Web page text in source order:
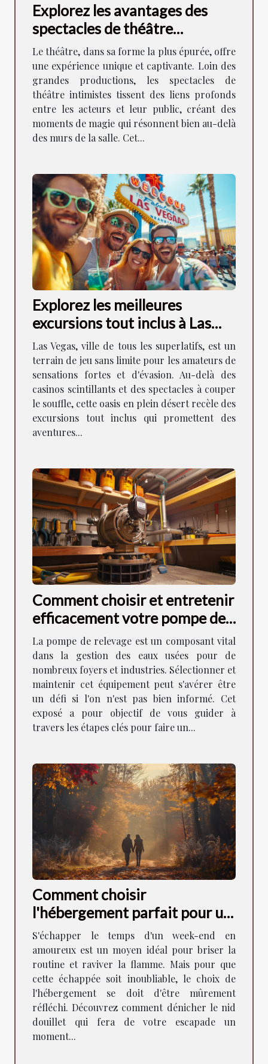
Explorez les avantages des
spectacles de théâtre
intimistes pour la
communauté locale
Le théâtre, dans sa forme la plus épurée, offre
une expérience unique et captivante. Loin des
grandes productions, les spectacles de
théâtre intimistes tissent des liens profonds
entre les acteurs et leur public, créant des
moments de magie qui résonnent bien au-delà
des murs de la salle. Cet...
Explorez les meilleures
excursions tout inclus à Las
Vegas
Las Vegas, ville de tous les superlatifs, est un
terrain de jeu sans limite pour les amateurs de
sensations fortes et d'évasion. Au-delà des
casinos scintillants et des spectacles à couper
le souffle, cette oasis en plein désert recèle des
excursions tout inclus qui promettent des
aventures...
Comment choisir et entretenir
efficacement votre pompe de
relevage
La pompe de relevage est un composant vital
dans la gestion des eaux usées pour de
nombreux foyers et industries. Sélectionner et
maintenir cet équipement peut s'avérer être
un défi si l'on n'est pas bien informé. Cet
exposé a pour objectif de vous guider à
travers les étapes clés pour faire un...
Comment choisir
l'hébergement parfait pour un
week-end romantique
S'échapper le temps d'un week-end en
amoureux est un moyen idéal pour briser la
routine et raviver la flamme. Mais pour que
cette échappée soit inoubliable, le choix de
l'hébergement se doit d'être mûrement
réfléchi. Découvrez comment dénicher le nid
douillet qui fera de votre escapade un
moment...